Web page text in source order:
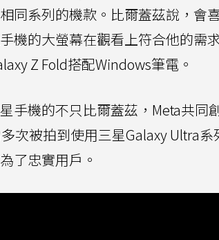
同系列的機款。比爾蓋茲說，會
機的大螢幕在觀看上符合他的需
Z Fold搭配Windows筆電。
手機的不只比爾蓋茲，Meta共同
次被拍到使用三星Galaxy Ultra
了忠實用戶。